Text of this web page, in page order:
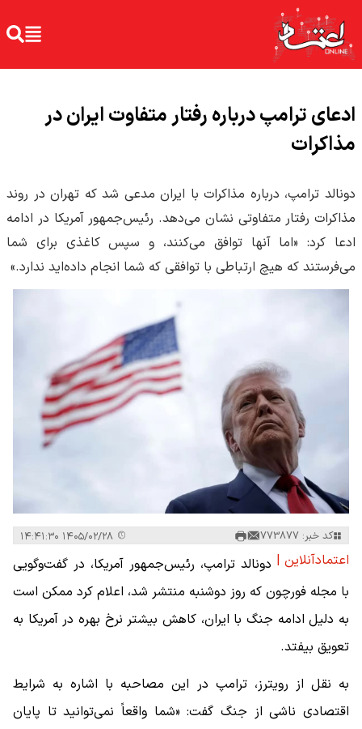
ادعای ترامپ درباره رفتار متفاوت ایران در
مذاکرات
دونالد ترامپ، درباره مذاکرات با ایران مدعی شد که تهران در روند
مذاکرات رفتار متفاوتی نشان می‌دهد. رئیس‌جمهور آمریکا در ادامه
ادعا کرد: «اما آنها توافق می‌کنند، و سپس کاغذی برای شما
می‌فرستند که هیچ ارتباطی با توافقی که شما انجام داده‌اید ندارد.»
کد خبر: 773877
اعتمادآنلاین | دونالد ترامپ، رئیس‌جمهور آمریکا، در گفت‌وگویی
با مجله فورچون که روز دوشنبه منتشر شد، اعلام کرد ممکن است
به دلیل ادامه جنگ با ایران، کاهش بیشتر نرخ بهره در آمریکا به
تعویق بیفتد.
به نقل از رویترز، ترامپ در این مصاحبه با اشاره به شرایط
اقتصادی ناشی از جنگ گفت: «شما واقعاً نمی‌توانید تا پایان